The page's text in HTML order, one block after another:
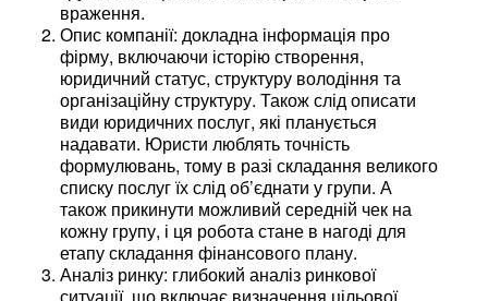
враження.
Опис компанії: докладна інформація про
фірму, включаючи історію створення,
юридичний статус, структуру володіння та
організаційну структуру. Також слід описати
види юридичних послуг, які планується
надавати. Юристи люблять точність
формулювань, тому в разі складання великого
списку послуг їх слід об’єднати у групи. А
також прикинути можливий середній чек на
кожну групу, і ця робота стане в нагоді для
етапу складання фінансового плану.
Аналіз ринку: глибокий аналіз ринкової
ситуації, що включає визначення цільової